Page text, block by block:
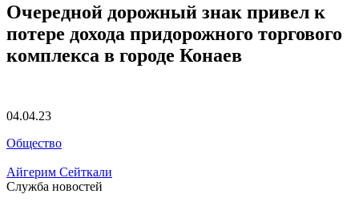
Очередной дорожный знак привел к
потере дохода придорожного торгового
комплекса в городе Конаев
04.04.23
Общество
Айгерим Сейткали
Служба новостей